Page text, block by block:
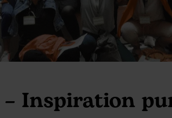
Inspiration